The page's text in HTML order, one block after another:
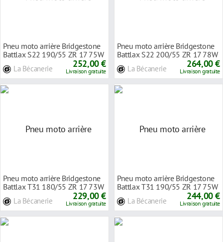
Pneu moto arrière Bridgestone
Battlax S22 190/55 ZR 17 75W
La Bécanerie 252,00 €
Livraison gratuite
Pneu moto arrière Bridgestone
Battlax S22 200/55 ZR 17 78W
La Bécanerie 264,00 €
Livraison gratuite
Pneu moto arrière Bridgestone
Battlax T31 180/55 ZR 17 73W
La Bécanerie 229,00 €
Livraison gratuite
Pneu moto arrière Bridgestone
Battlax T31 190/55 ZR 17 75W
La Bécanerie 244,00 €
Livraison gratuite